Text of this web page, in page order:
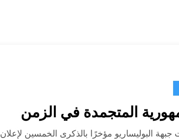
المتجمدة في الزمن
جبهة البوليساريو مؤخرًا بالذكرى الخمسين لإعلان